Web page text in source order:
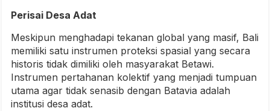
Perisai Desa Adat
Meskipun menghadapi tekanan global yang masif, Bali
memiliki satu instrumen proteksi spasial yang secara
historis tidak dimiliki oleh masyarakat Betawi.
Instrumen pertahanan kolektif yang menjadi tumpuan
utama agar tidak senasib dengan Batavia adalah
institusi desa adat.